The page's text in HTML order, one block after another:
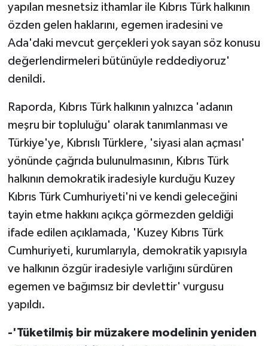
yapılan mesnetsiz ithamlar ile Kıbrıs Türk halkının
özden gelen haklarını, egemen iradesini ve
Ada'daki mevcut gerçekleri yok sayan söz konusu
değerlendirmeleri bütünüyle reddediyoruz'
denildi.
Raporda, Kıbrıs Türk halkının yalnızca 'adanın
meşru bir topluluğu' olarak tanımlanması ve
Türkiye'ye, Kıbrıslı Türklere, 'siyasi alan açması'
yönünde çağrıda bulunulmasının, Kıbrıs Türk
halkının demokratik iradesiyle kurduğu Kuzey
Kıbrıs Türk Cumhuriyeti'ni ve kendi geleceğini
tayin etme hakkını açıkça görmezden geldiği
ifade edilen açıklamada, 'Kuzey Kıbrıs Türk
Cumhuriyeti, kurumlarıyla, demokratik yapısıyla
ve halkının özgür iradesiyle varlığını sürdüren
egemen ve bağımsız bir devlettir' vurgusu
yapıldı.
-'Tüketilmiş bir müzakere modelinin yeniden